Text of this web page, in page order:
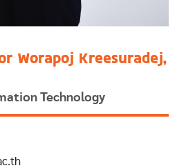
Worapoj Kreesuradej,
Technology